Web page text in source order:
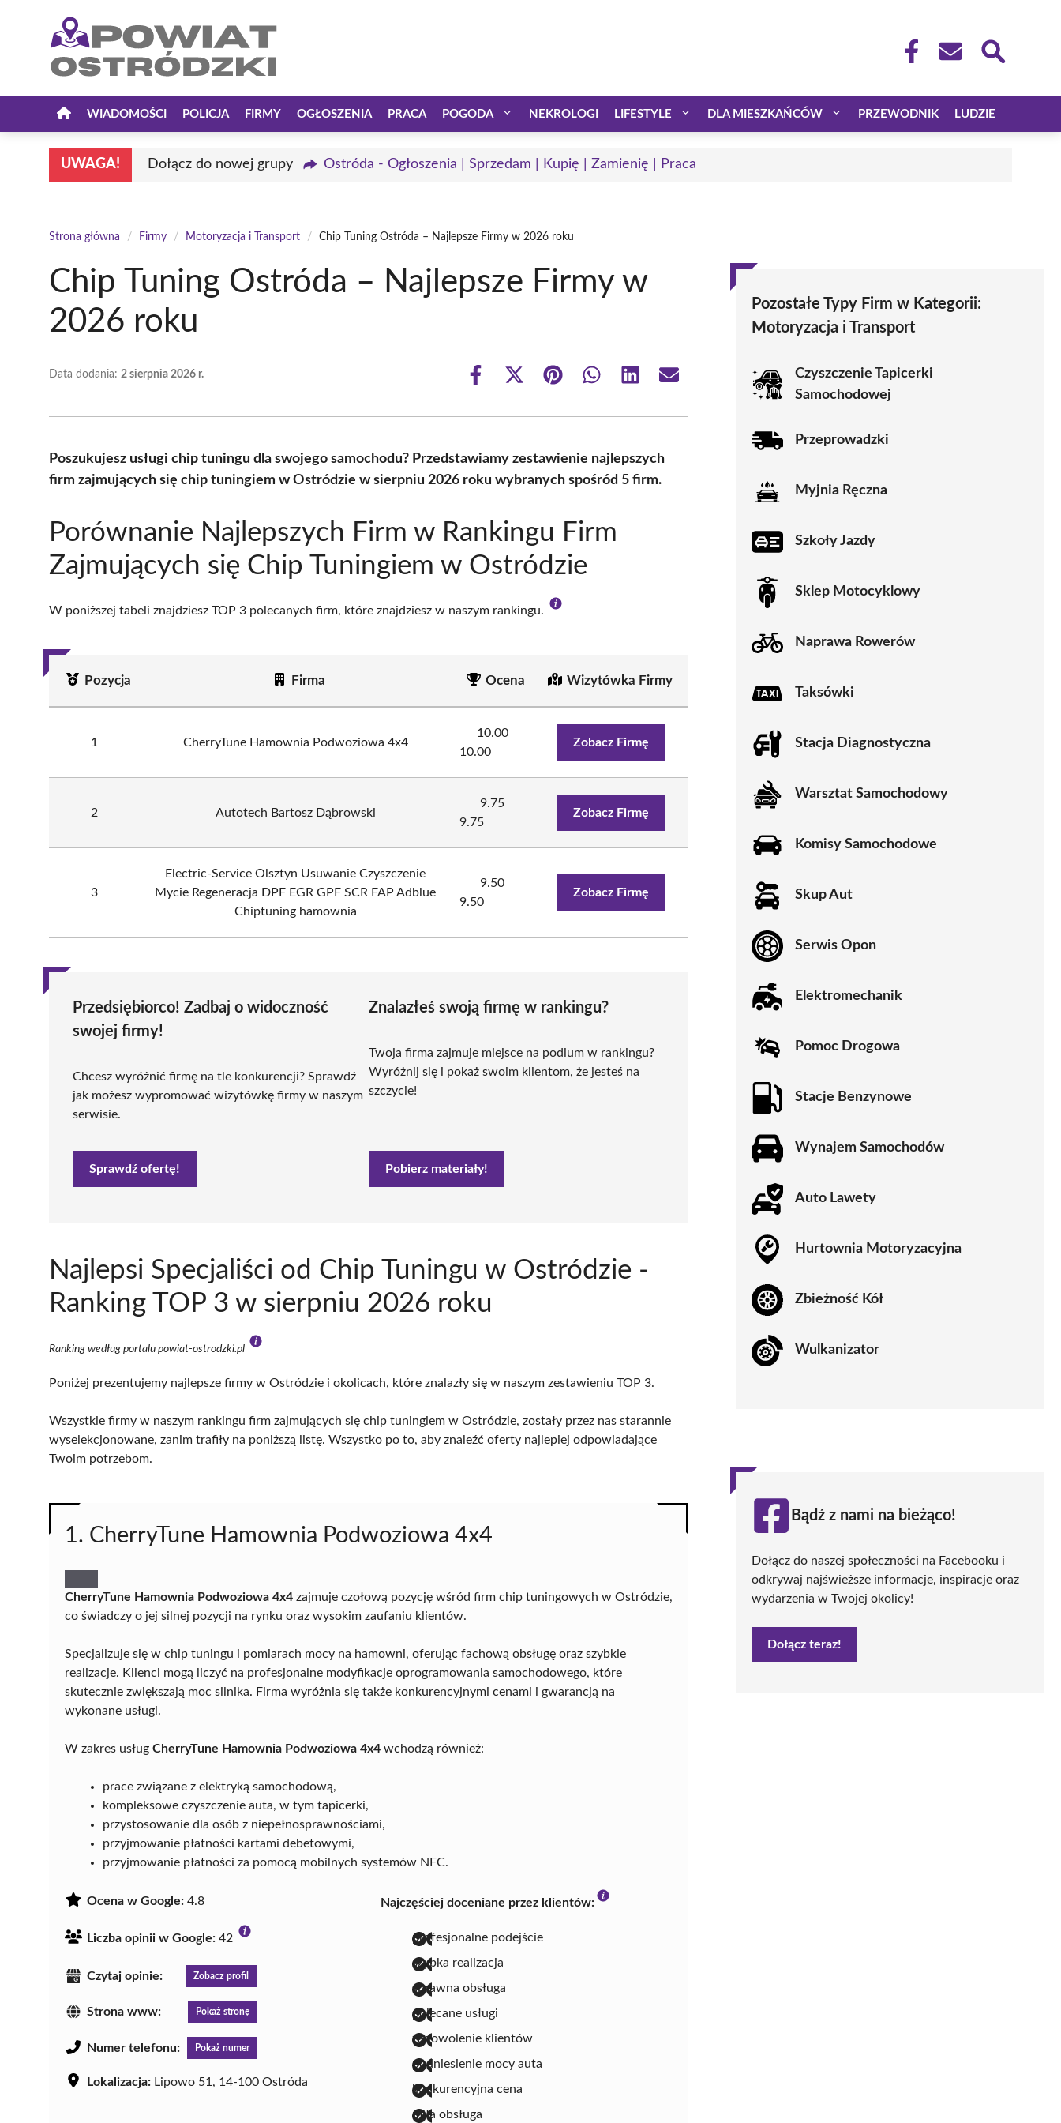
WIADOMOŚCI POLICJA FIRMY OGŁOSZENIA PRACA POGODA NEKROLOGI LIFESTYLE DLA MIESZKAŃCÓW PRZEWODNIK LUDZIE
UWAGA! Dołącz do nowej grupy Ostróda - Ogłoszenia | Sprzedam | Kupię | Zamienię | Praca
Strona główna / Firmy / Motoryzacja i Transport / Chip Tuning Ostróda – Najlepsze Firmy w 2026 roku
Chip Tuning Ostróda – Najlepsze Firmy w
2026 roku
Data dodania: 2 sierpnia 2026 r.
Share
Share
(Twitter)
Share Share Share Share
Poszukujesz usługi chip tuningu dla swojego samochodu? Przedstawiamy zestawienie najlepszych
firm zajmujących się chip tuningiem w Ostródzie w sierpniu 2026 roku wybranych spośród 5 firm.
Porównanie Najlepszych Firm w Rankingu Firm
Zajmujących się Chip Tuningiem w Ostródzie
W poniższej tabeli znajdziesz TOP 3 polecanych firm, które znajdziesz w naszym rankingu.
Pozycja Firma Ocena Wizytówka Firmy
1 CherryTune Hamownia Podwoziowa 4x4
10.00
10.00
Zobacz Firmę
2 Autotech Bartosz Dąbrowski
9.75
9.75
Zobacz Firmę
3
Electric-Service Olsztyn Usuwanie Czyszczenie
Mycie Regeneracja DPF EGR GPF SCR FAP Adblue
Chiptuning hamownia
9.50
9.50
Zobacz Firmę
Przedsiębiorco! Zadbaj o widoczność
swojej firmy!
Chcesz wyróżnić firmę na tle konkurencji? Sprawdź
jak możesz wypromować wizytówkę firmy w naszym
serwisie.
Sprawdź ofertę!
Znalazłeś swoją firmę w rankingu?
Twoja firma zajmuje miejsce na podium w rankingu?
Wyróżnij się i pokaż swoim klientom, że jesteś na
szczycie!
Pobierz materiały!
Najlepsi Specjaliści od Chip Tuningu w Ostródzie -
Ranking TOP 3 w sierpniu 2026 roku
Ranking według portalu powiat-ostrodzki.pl
Poniżej prezentujemy najlepsze firmy w Ostródzie i okolicach, które znalazły się w naszym zestawieniu TOP 3.
Wszystkie firmy w naszym rankingu firm zajmujących się chip tuningiem w Ostródzie, zostały przez nas starannie
wyselekcjonowane, zanim trafiły na poniższą listę. Wszystko po to, aby znaleźć oferty najlepiej odpowiadające
Twoim potrzebom.
1. CherryTune Hamownia Podwoziowa 4x4
CherryTune Hamownia Podwoziowa 4x4 zajmuje czołową pozycję wśród firm chip tuningowych w Ostródzie,
co świadczy o jej silnej pozycji na rynku oraz wysokim zaufaniu klientów.
Specjalizuje się w chip tuningu i pomiarach mocy na hamowni, oferując fachową obsługę oraz szybkie
realizacje. Klienci mogą liczyć na profesjonalne modyfikacje oprogramowania samochodowego, które
skutecznie zwiększają moc silnika. Firma wyróżnia się także konkurencyjnymi cenami i gwarancją na
wykonane usługi.
W zakres usług CherryTune Hamownia Podwoziowa 4x4 wchodzą również:
prace związane z elektryką samochodową,
kompleksowe czyszczenie auta, w tym tapicerki,
przystosowanie dla osób z niepełnosprawnościami,
przyjmowanie płatności kartami debetowymi,
przyjmowanie płatności za pomocą mobilnych systemów NFC.
Ocena w Google: 4.8
Liczba opinii w Google: 42
Czytaj opinie: Zobacz profil
Strona www: Pokaż stronę
Numer telefonu: Pokaż numer
Lokalizacja: Lipowo 51, 14-100 Ostróda
Najczęściej doceniane przez klientów:
profesjonalne podejście
szybka realizacja
sprawna obsługa
polecane usługi
zadowolenie klientów
podniesienie mocy auta
konkurencyjna cena
miła obsługa
Pozostałe Typy Firm w Kategorii:
Motoryzacja i Transport
Czyszczenie Tapicerki
Samochodowej
Przeprowadzki
Myjnia Ręczna
Szkoły Jazdy
Sklep Motocyklowy
Naprawa Rowerów
Taksówki
Stacja Diagnostyczna
Warsztat Samochodowy
Komisy Samochodowe
Skup Aut
Serwis Opon
Elektromechanik
Pomoc Drogowa
Stacje Benzynowe
Wynajem Samochodów
Auto Lawety
Hurtownia Motoryzacyjna
Zbieżność Kół
Wulkanizator
Bądź z nami na bieżąco!
Dołącz do naszej społeczności na Facebooku i
odkrywaj najświeższe informacje, inspiracje oraz
wydarzenia w Twojej okolicy!
Dołącz teraz!